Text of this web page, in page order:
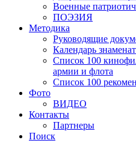
Военные
ПОЭЗИЯ
Методика
Руководящие
Календарь
Список 100
армии и флота
Список 100
Фото
ВИДЕО
Контакты
Партнеры
Поиск